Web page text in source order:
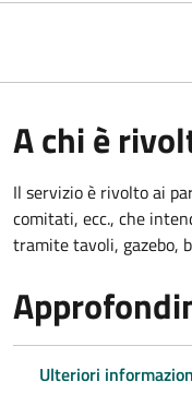
A chi è
Il servizio è rivolto ai
comitati, ecc., che
tramite tavoli, gazebo,
Ulteriori